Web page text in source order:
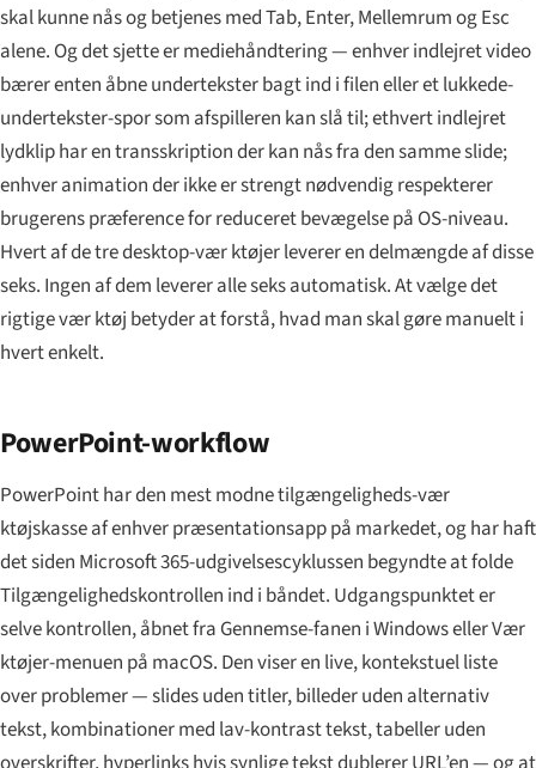
skal kunne nås og betjenes med Tab, Enter, Mellemrum og Esc
alene. Og det sjette er mediehåndtering — enhver indlejret video
bærer enten åbne undertekster bagt ind i filen eller et lukkede-
undertekster-spor som afspilleren kan slå til; ethvert indlejret
lydklip har en transskription der kan nås fra den samme slide;
enhver animation der ikke er strengt nødvendig respekterer
brugerens præference for reduceret bevægelse på OS-niveau.
Hvert af de tre desktop-vær ktøjer leverer en delmængde af disse
seks. Ingen af dem leverer alle seks automatisk. At vælge det
rigtige vær ktøj betyder at forstå, hvad man skal gøre manuelt i
hvert enkelt.
PowerPoint-workflow
PowerPoint har den mest modne tilgængeligheds-vær
ktøjskasse af enhver præsentationsapp på markedet, og har haft
det siden Microsoft 365-udgivelsescyklussen begyndte at folde
Tilgængelighedskontrollen ind i båndet. Udgangspunktet er
selve kontrollen, åbnet fra Gennemse-fanen i Windows eller Vær
ktøjer-menuen på macOS. Den viser en live, kontekstuel liste
over problemer — slides uden titler, billeder uden alternativ
tekst, kombinationer med lav-kontrast tekst, tabeller uden